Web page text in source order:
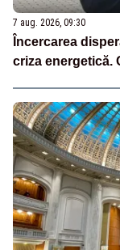
7 aug. 2026, 09:30
Încercarea
criza energetică.